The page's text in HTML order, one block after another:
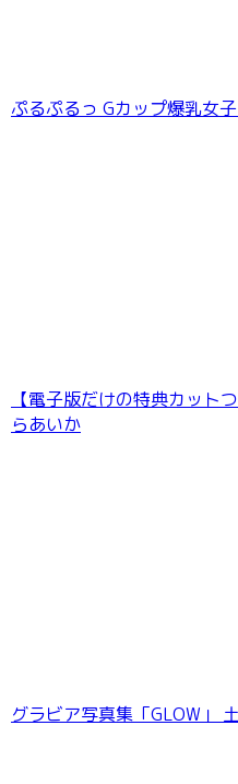
ぷるぷるっ Gカップ爆乳女
【電子版だけの特典カット
らあいか
グラビア写真集「GLOW」